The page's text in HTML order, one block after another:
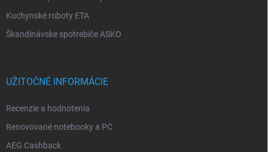
Kuchynské roboty ETA
Škandinávske spotrebiče ASKO
UŽITOČNÉ INFORMÁCIE
Recenzie a hodnotenia
Renovované notebooky a PC
AEG Cashback